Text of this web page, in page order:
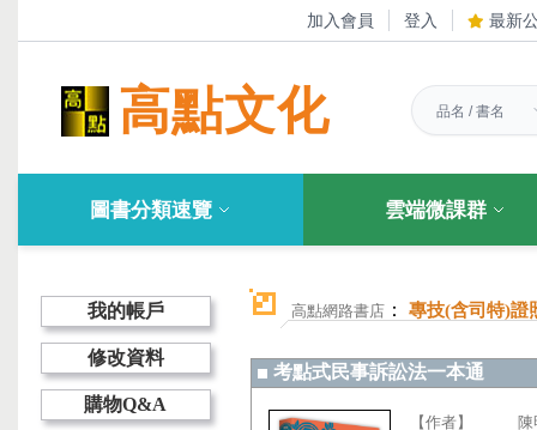
加入會員 登入 最新
高點文化
圖書分類速覽 雲端微課群
我的帳戶
修改資料
購物Q&A
高點網路書店 ： 專技(含司特)證
考點式民事訴訟法一本通
【作者】